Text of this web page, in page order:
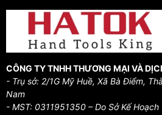
CÔNG TY TNHH THƯƠNG MẠI VÀ
- Trụ sở: 2/1G Mỹ Huề, Xã Bà Điểm,
Nam
- MST: 0311951350 – Do Sở Kế